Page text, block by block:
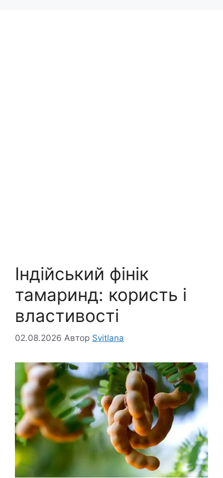
Індійський фінік
тамаринд: користь і
властивості
02.08.2026 Автор Svitlana